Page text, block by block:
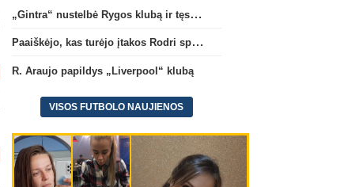
„Gintra“ nustelbė Rygos klubą ir tęs kovas UEFA Europos taurės atrankoje
Paaiškėjo, kas turėjo įtakos Rodri sprendimui pasirinkti Barselonos pusę
R. Araujo papildys „Liverpool“ klubą
VISOS FUTBOLO NAUJIENOS